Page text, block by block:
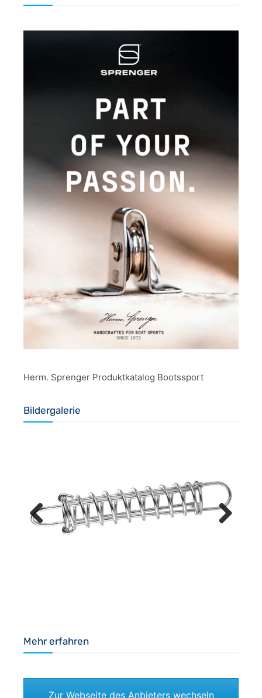
Herm. Sprenger Produktkatalog Bootssport
Bildergalerie
Previous
Mehr erfahren
Zur Webseite des Anbieters wechseln